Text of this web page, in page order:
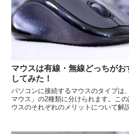
マウスは有線・無線どっちが
してみた！
パソコンに接続するマウスのタイプは
マウス」の2種類に分けられます。こ
ウスのそれぞれのメリットについて解